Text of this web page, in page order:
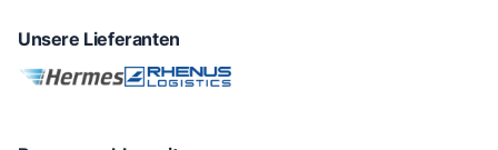
Unsere Lieferanten